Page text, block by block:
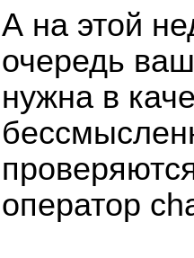
А на этой
очередь
нужна в
оператор